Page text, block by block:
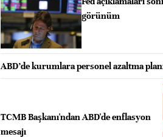
görünüm
ABD’de kurumlara personel azaltma
TCMB Başkanı'ndan ABD'de enflasyon
mesajı